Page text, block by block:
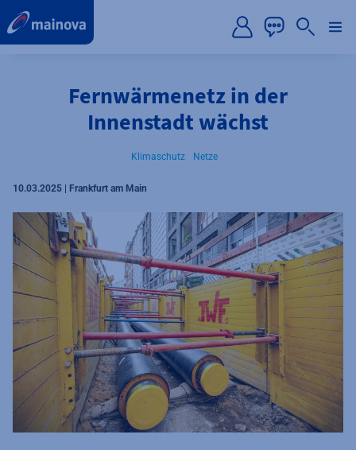
Fernwärmenetz in der
Innenstadt wächst
Klimaschutz Netze
10.03.2025 | Frankfurt am Main